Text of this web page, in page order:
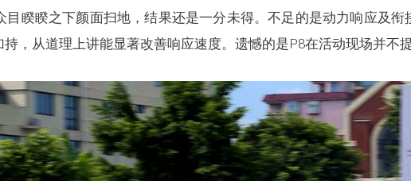
睽睽之下颜面扫地，结果还是一分未得。不足的是动力响应及
，从道理上讲能显著改善响应速度。遗憾的是P8在活动现场并不提